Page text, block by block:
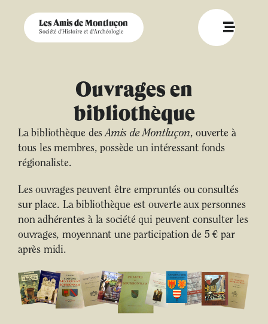
Les Amis de Montluçon
Société d'Histoire et d'Archéologie
Ouvrages en
bibliothèque
La bibliothèque desAmis de Montluçon, ouverte à
tous les membres, possède un intéressant fonds
régionaliste.
Les ouvrages peuvent être empruntés ou consultés
sur place. La bibliothèque est ouverte aux personnes
non adhérentes à la société qui peuvent consulter les
ouvrages, moyennant une participation de 5 € par
après midi.